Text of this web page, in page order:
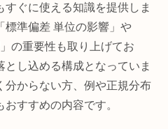
ぐに使える知識を提供しま
標準偏差 単位の影響」や
の重要性も取り上げてお
とし込める構成となっていま
分からない方、例や正規分布
すすめの内容です。